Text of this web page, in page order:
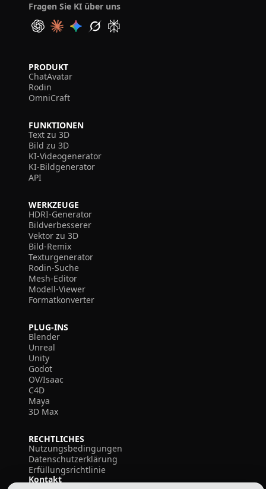
Fragen Sie KI über uns
PRODUKT
ChatAvatar
Rodin
OmniCraft
FUNKTIONEN
Text zu 3D
Bild zu 3D
KI-Videogenerator
KI-Bildgenerator
API
WERKZEUGE
HDRI-Generator
Bildverbesserer
Vektor zu 3D
Bild-Remix
Texturgenerator
Rodin-Suche
Mesh-Editor
Modell-Viewer
Formatkonverter
PLUG-INS
Blender
Unreal
Unity
Godot
OV/Isaac
C4D
Maya
3D Max
RECHTLICHES
Nutzungsbedingungen
Datenschutzerklärung
Erfüllungsrichtlinie
Kontakt